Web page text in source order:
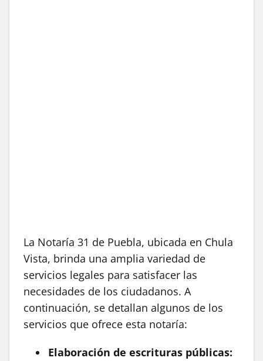
La Notaría 31 de Puebla, ubicada en Chula
Vista, brinda una amplia variedad de
servicios legales para satisfacer las
necesidades de los ciudadanos. A
continuación, se detallan algunos de los
servicios que ofrece esta notaría:
Elaboración de escrituras públicas: